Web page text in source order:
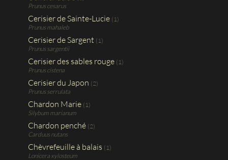
Prunus cesarus
Cerisier de Sainte-Lucie (1)
Prunus mahaleb
Cerisier de Sargent (1)
Prunus sargentii
Cerisier des sables rouge (1)
Prunus cistena
Cerisier du Japon (2)
Prunus serrulata
Chardon Marie (1)
Silybum marianum
Chardon penché (2)
Carduus nutans
Chèvrefeuille à balais (1)
Lonicera xylosteum